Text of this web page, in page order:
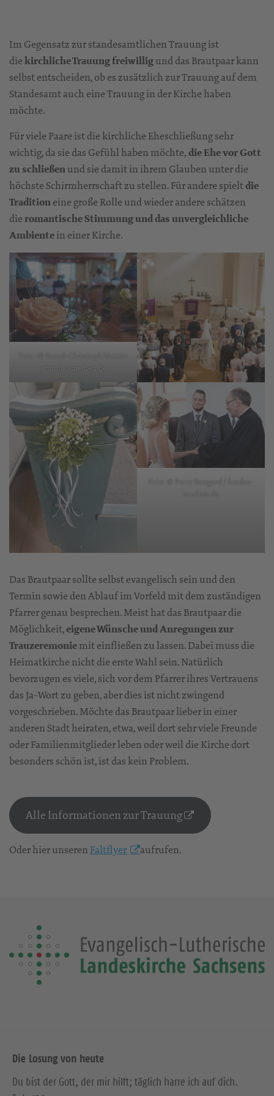
Im Gegensatz zur standesamtlichen Trauung ist
diekirchliche Trauung freiwilligund das Brautpaar kann
selbst entscheiden, ob es zusätzlich zur Trauung auf dem
Standesamt auch eine Trauung in der Kirche haben
möchte.
Für viele Paare ist die kirchliche Eheschließung sehr
wichtig, da sie das Gefühl haben möchte,die Ehe vor Gott
zu schließenund sie damit in ihrem Glauben unter die
höchste Schirmherrschaft zu stellen. Für andere spieltdie
Traditioneine große Rolle und wieder andere schätzen
dieromantische Stimmung und das unvergleichliche
Ambientein einer Kirche.
Foto: © Bernd-Christoph Matern
/ fundus-medien.de
Foto: © Peter Bongard / fundus-
medien.de
Das Brautpaar sollte selbst evangelisch sein und den
Termin sowie den Ablauf im Vorfeld mit dem zuständigen
Pfarrer genau besprechen. Meist hat das Brautpaar die
Möglichkeit,eigene Wünsche und Anregungen zur
Trauzeremoniemit einfließen zu lassen. Dabei muss die
Heimatkirche nicht die erste Wahl sein. Natürlich
bevorzugen es viele, sich vor dem Pfarrer ihres Vertrauens
das Ja-Wort zu geben, aber dies ist nicht zwingend
vorgeschrieben. Möchte das Brautpaar lieber in einer
anderen Stadt heiraten, etwa, weil dort sehr viele Freunde
oder Familienmitglieder leben oder weil die Kirche dort
besonders schön ist, ist das kein Problem.
Alle Informationen zur Trauung
Oder hier unseren Faltflyer aufrufen.
Die Losung von heute
Du bist der Gott, der mir hilft; täglich harre ich auf dich.